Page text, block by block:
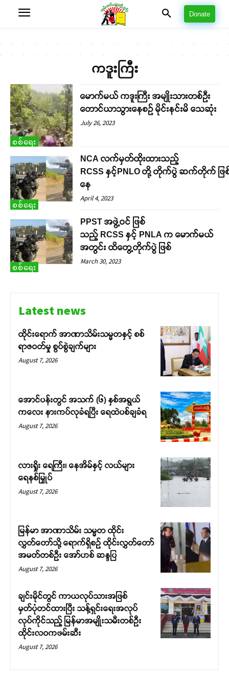
Donate
ကဒူးကြီး
စစ်ရေး
မောက်မယ် ကဒူးကြီး အမျိုးသားတစ်ဦး
တောင်ယာသွားနေစဉ် မိုင်းနင်းမိ သေဆုံး
July 26, 2023
စစ်ရေး
NCA လက်မှတ်ထိုးထားသည့်
RCSS နှင့်PNLO တို့ တိုက်ပွဲ ဆက်တိုက် ဖြစ်
နေ
April 4, 2023
စစ်ရေး
PPST အဖွဲ့ဝင် ဖြစ်
သည့် RCSS နှင့် PNLA က မောက်မယ်
အတွင်း ထိတွေ့တိုက်ပွဲ ဖြစ်
March 30, 2023
Latest news
ထိုင်းရောက် အာဏာသိမ်းသမ္မတနှင့် စစ်
ရာဇဝတ်မှု စွပ်စွဲချက်များ
August 7, 2026
အောင်ပန်းတွင် အသက် (၆) နှစ်အရွယ်
ကလေး နားကပ်လုခံရပြီး ရေထဲပစ်ချခံရ
August 7, 2026
လားရှိုး ရေကြီး၊ နေအိမ်နှင့် လယ်များ
ရေနစ်မြှုပ်
August 7, 2026
မြန်မာ အာဏာသိမ်း သမ္မတ ထိုင်း
လွှတ်တော်သို့ ရောက်ရှိစဉ် ထိုင်းလွှတ်တော်
အမတ်တစ်ဦး အော်ဟစ် ဆန္ဒပြ
August 7, 2026
ချင်းမိုင်တွင် ကာယလုပ်သားအဖြစ်
မှတ်ပုံတင်ထားပြီး သန့်ရှင်းရေးအလုပ်
လုပ်ကိုင်သည့် မြန်မာအမျိုးသမီးတစ်ဦး
ထိုင်းလဝကဖမ်းဆီး
August 7, 2026